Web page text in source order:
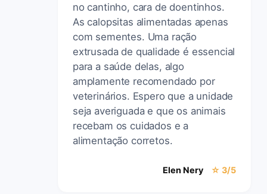
no cantinho, cara de doentinhos.
As calopsitas alimentadas apenas
com sementes. Uma ração
extrusada de qualidade é essencial
para a saúde delas, algo
amplamente recomendado por
veterinários. Espero que a unidade
seja averiguada e que os animais
recebam os cuidados e a
alimentação corretos.
Elen Nery ☆ 3/5